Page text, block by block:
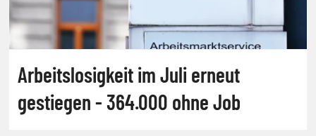
Arbeitslosigkeit im Juli erneut
gestiegen - 364.000 ohne Job